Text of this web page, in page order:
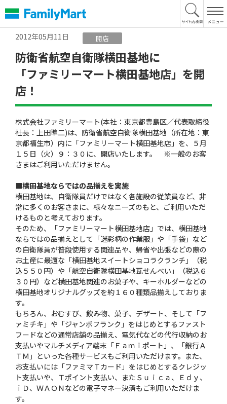
文
へ
2012年05月11日
開店
防衛省航空自衛隊横田基地に
「ファミリーマート横田基地店」を開
店！
株式会社ファミリーマート(本社：東京都豊島区／代表取締役
社長：上田準二)は、防衛省航空自衛隊横田基地（所在地：東
京都福生市）内に「ファミリーマート横田基地店」を、５月
１５日（火）９：３０に、開店いたします。 ※一般のお客
さまはご利用いただけません。
■横田基地ならではの品揃えを実施
横田基地は、自衛隊員だけではなく各施設の従業員など、非
常に多くのお客さまに、様々なニーズのもと、ご利用いただ
けるものと考えております。
そのため、「ファミリーマート横田基地店」では、横田基地
ならではの品揃えとして「迷彩柄の作業服」や「手袋」など
の自衛隊員が普段使用する関連品や、帰省や出張などの際の
お土産に最適な「横田基地スイートショコラクランチ」（税
込５５０円）や「航空自衛隊横田基地瓦せんべい」（税込６
３０円）など横田基地関連のお菓子や、キーホルダーなどの
横田基地オリジナルグッズを約１６０種類品揃えしておりま
す。
もちろん、おむすび、飲み物、菓子、デザート、そして「フ
ァミチキ」や「ジャンボフランク」をはじめとするファスト
フードなどの通常店舗の品揃え、電気代などの代行収納のお
支払いやマルチメディア端末「Ｆａｍｉポート」、「銀行Ａ
ＴＭ」といった各種サービスもご利用いただけます。また、
お支払いには「ファミマＴカード」をはじめとするクレジッ
ト支払いや、Ｔポイント支払い、またＳｕｉｃａ、Ｅｄｙ、
ｉＤ、ＷＡＯＮなどの電子マネー決済もご利用いただけま
す。